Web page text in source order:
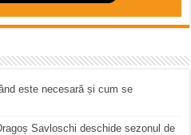
este necesară și cum se
Savloschi deschide sezonul de